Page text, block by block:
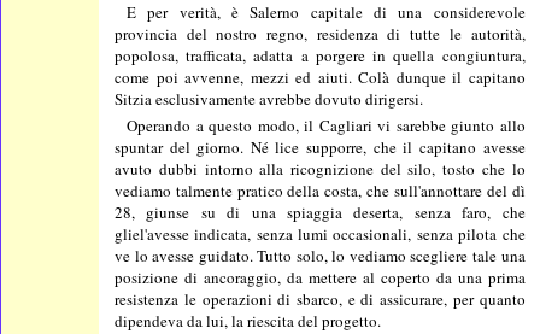
E per verità, è Salerno capitale di una considerevole
provincia del nostro regno, residenza di tutte le autorità,
popolosa, trafficata, adatta a porgere in quella congiuntura,
come poi avvenne, mezzi ed aiuti. Colà dunque il capitano
Sitzia esclusivamente avrebbe dovuto dirigersi.
Operando a questo modo, il Cagliari vi sarebbe giunto allo
spuntar del giorno. Né lice supporre, che il capitano avesse
avuto dubbi intorno alla ricognizione del silo, tosto che lo
vediamo talmente pratico della costa, che sull'annottare del dì
28, giunse su di una spiaggia deserta, senza faro, che
gliel'avesse indicata, senza lumi occasionali, senza pilota che
ve lo avesse guidato. Tutto solo, lo vediamo scegliere tale una
posizione di ancoraggio, da mettere al coperto da una prima
resistenza le operazioni di sbarco, e di assicurare, per quanto
dipendeva da lui, la riescita del progetto.